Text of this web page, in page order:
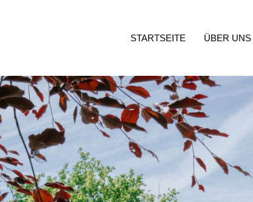
STARTSEITE ÜBER UNS